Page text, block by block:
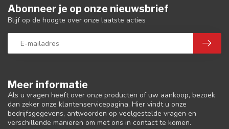
Meer informatie
Als u vragen heeft over onze producten of uw aankoop, bezoek
dan zeker onze klantenservicepagina. Hier vindt u onze
bedrijfsgegevens, antwoorden op veelgestelde vragen en
verschillende manieren om met ons in contact te komen.
Abonneer je op onze nieuwsbrief
Blijf op de hoogte over onze laatste acties